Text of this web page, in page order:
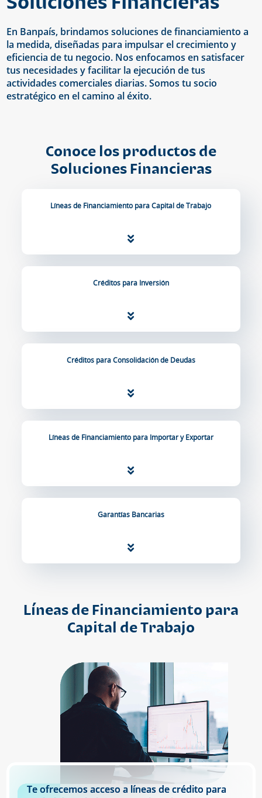
En Banpaís, brindamos soluciones de financiamiento a
la medida, diseñadas para impulsar el crecimiento y
eficiencia de tu negocio. Nos enfocamos en satisfacer
tus necesidades y facilitar la ejecución de tus
actividades comerciales diarias. Somos tu socio
estratégico en el camino al éxito.
Conoce los productos de
Soluciones Financieras
Líneas de Financiamiento para Capital de Trabajo
Créditos para Inversión
Créditos para Consolidación de Deudas
Líneas de Financiamiento para Importar y Exportar
Garantías Bancarias
Líneas de Financiamiento para
Capital de Trabajo
Te ofrecemos acceso a líneas de crédito para